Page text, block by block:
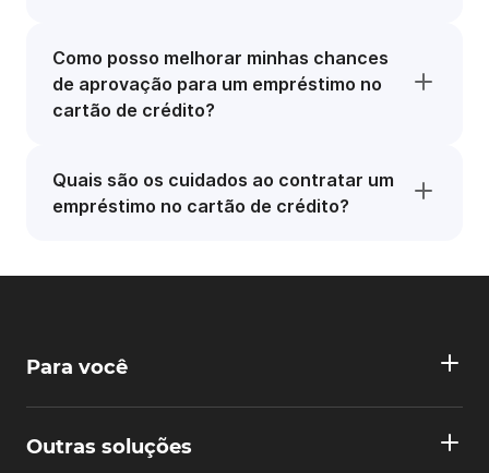
Como posso melhorar minhas chances
de aprovação para um empréstimo no
cartão de crédito?
Quais são os cuidados ao contratar um
empréstimo no cartão de crédito?
Para você
Outras soluções